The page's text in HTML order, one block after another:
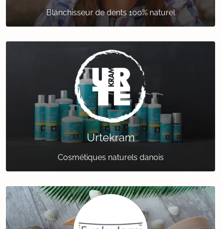
Blanchisseur de dents 100% naturel
Urtekram
Cosmétiques naturels danois